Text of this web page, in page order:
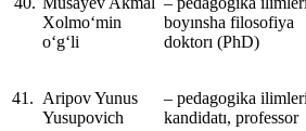
Xolmo‘min
o‘g‘li
boyınsha filosofiya
doktorı (PhD)
41. Aripov Yunus
Yusupovich
‒ pedagogika
kandidatı, professor